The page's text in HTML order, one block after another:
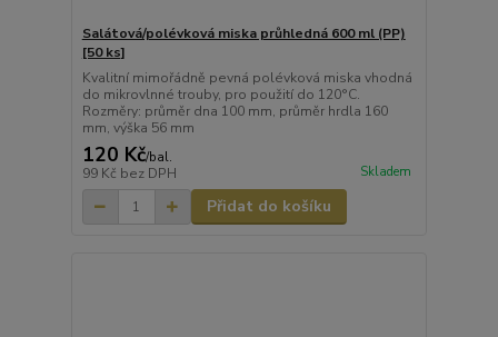
Salátová/polévková miska průhledná 600 ml (PP)
[50 ks]
Kvalitní mimořádně pevná polévková miska vhodná
do mikrovlnné trouby, pro použití do 120°C.
Rozměry: průměr dna 100 mm, průměr hrdla 160
mm, výška 56 mm
120 Kč/bal.
99 Kč bez DPH Skladem
Přidat do košíku